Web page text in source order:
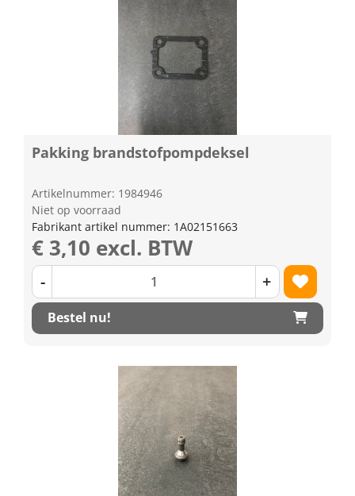
Pakking brandstofpompdeksel
Artikelnummer: 1984946
Niet op voorraad
Fabrikant artikel nummer: 1A02151663
€ 3,10 excl. BTW
- +
Bestel nu!